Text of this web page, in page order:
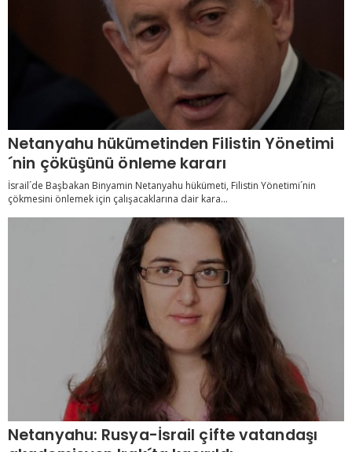
Netanyahu hükümetinden Filistin Yönetimi
´nin çöküşünü önleme kararı
İsrail´de Başbakan Binyamin Netanyahu hükümeti, Filistin Yönetimi´nin
çökmesini önlemek için çalışacaklarına dair kara...
Netanyahu: Rusya-İsrail çifte vatandaşı